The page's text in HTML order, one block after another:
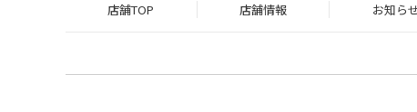
店舗TOP 店舗情報 お知ら